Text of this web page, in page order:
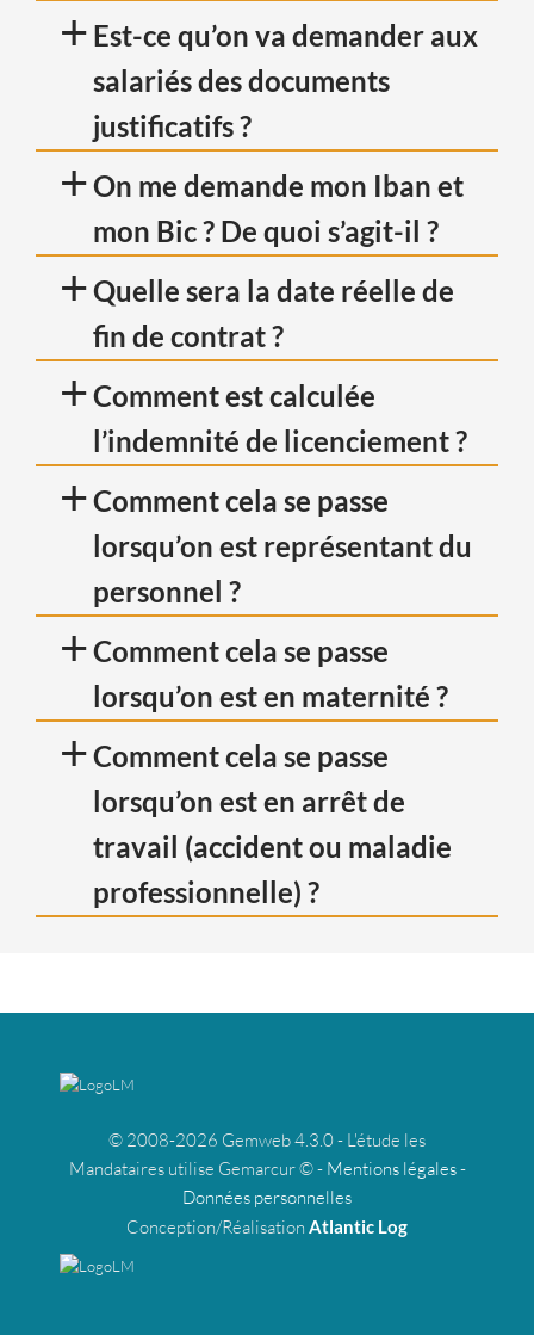
+ Est-ce qu’on va demander aux
salariés des documents
justificatifs ?
+On me demande mon Iban et
mon Bic ? De quoi s’agit-il ?
+Quelle sera la date réelle de
fin de contrat ?
protégés
+Comment est calculée
l’indemnité de licenciement ?
+Comment cela se passe
lorsqu’on est représentant du
personnel ?
3
R. 4623-18
+Comment cela se passe
lorsqu’on est en maternité ?
+Comment cela se passe
lorsqu’on est en arrêt de
travail (accident ou maladie
professionnelle) ?
© 2008-2026 Gemweb 4.3.0 - L'étude les
Mandataires utilise Gemarcur © - Mentions légales-
Données personnelles
Conception/Réalisation Atlantic Log